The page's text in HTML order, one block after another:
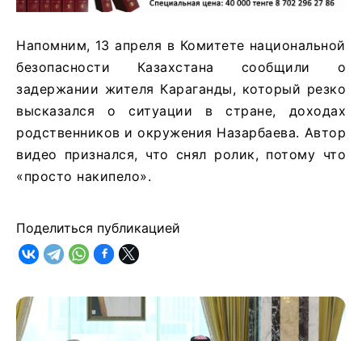
Напомним, 13 апреля в Комитете национальной
безопасности Казахстана сообщили о
задержании жителя Караганды, который резко
высказался о ситуации в стране, доходах
родственников и окружения Назарбаева. Автор
видео признался, что снял ролик, потому что
«просто накипело».
Поделиться публикацией